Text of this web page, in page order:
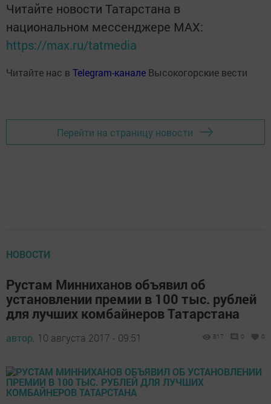
Читайте новости Татарстана в
национальном мессенджере MАХ:
https://max.ru/tatmedia
Читайте нас в Telegram-канале Высокогорские вести
Перейти на страницу новости
НОВОСТИ
Рустам Минниханов объявил об
установлении премии в 100 тыс. рублей
для лучших комбайнеров Татарстана
автор, 10 августа 2017 - 09:51 817 0 0